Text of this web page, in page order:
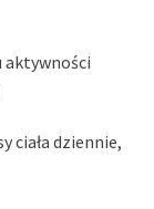
aktywności
ciała dziennie,